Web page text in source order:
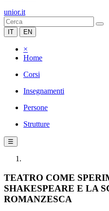
unior.it
IT EN
×
Home
Corsi
Insegnamenti
Persone
Strutture
☰
TEATRO COME
SHAKESPEARE E LA
ROMANZESCA